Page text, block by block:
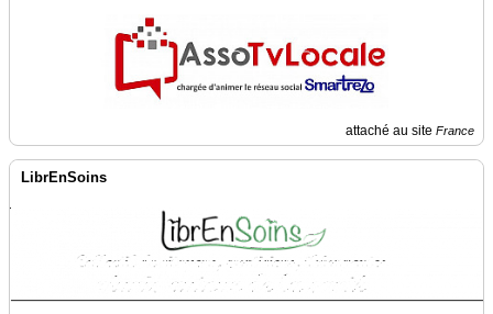
annuaire
éditeur
attaché au site France
LibrEnSoins